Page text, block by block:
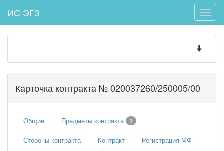
Toggle
ИС ЭГЗ
Toggle
Карточка контракта № 020037260/250005/00
Общие Предметы контракта 1
Стороны контракта Контракт Регистрация МФ